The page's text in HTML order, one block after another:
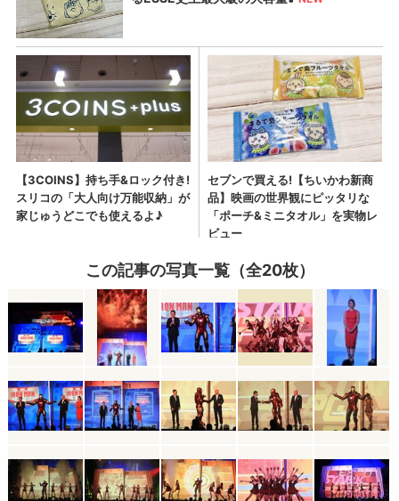
この記事の写真一覧（全20枚）